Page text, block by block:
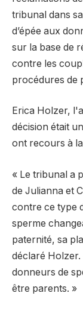
tribunal dans
d’épée aux
sur la base de
contre les
procédures de
Erica Holzer,
décision était
ont recours à
« Le tribunal a
de Julianna et
contre ce type
sperme
paternité, sa
déclaré Holzer.
donneurs de
être parents. »